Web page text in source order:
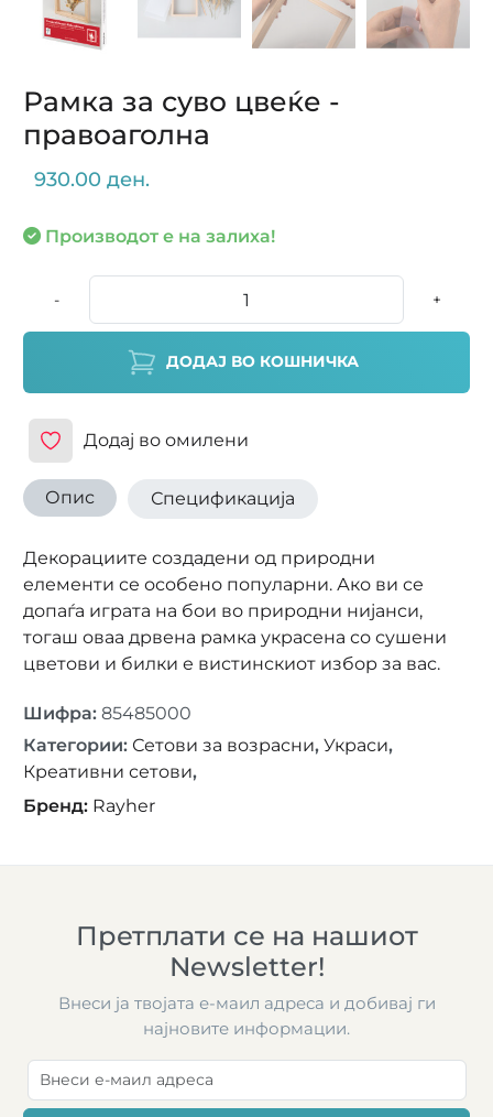
Рамка за суво цвеќе -
правоаголна
930.00 ден.
Производот е на залиха!
- +
ДОДАЈ ВО КОШНИЧКА
Додај во омилени
Опис Спецификација
Декорациите создадени од природни
елементи се особено популарни. Ако ви се
допаѓа играта на бои во природни нијанси,
тогаш оваа дрвена рамка украсена со сушени
цветови и билки е вистинскиот избор за вас.
Шифра: 85485000
Категории: Сетови за возрасни, Украси,
Креативни сетови,
Бренд: Rayher
Претплати се на нашиот
Newsletter!
Внеси ја твојата е-маил адреса и добивај ги
најновите информации.